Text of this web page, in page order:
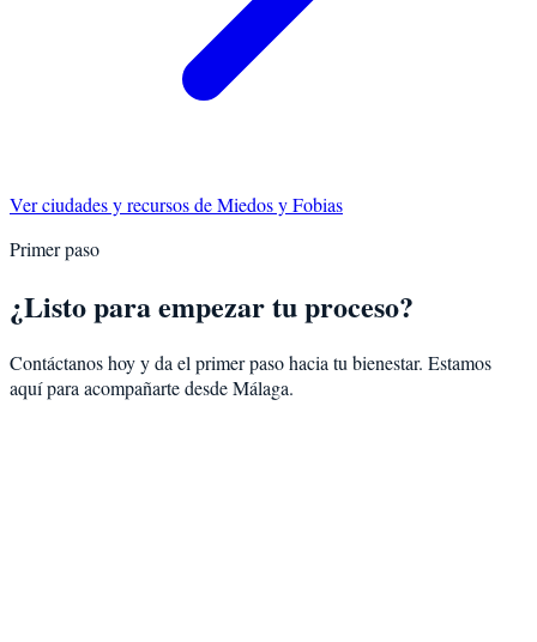
Ver ciudades y recursos deMiedos y Fobias
Primer paso
¿Listo para empezar tu proceso?
Contáctanos hoy y da el primer paso hacia tu bienestar. Estamos
aquí para acompañarte desdeMálaga.